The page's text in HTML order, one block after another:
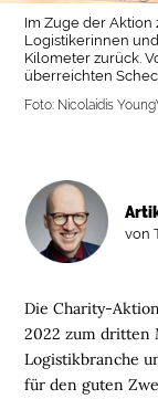
Im Zuge der
Logistikerinnen
Kilometer zurück.
überreichten
Foto: Nicolaidis
Die Charity-
2022 zum dritten
Logistikbranche
für den guten
von